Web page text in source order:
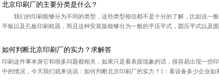
北京印刷厂的主要分类是什么？
我们的印刷能够分为不同的类型，这些类型相信都不是十分的了解，比如说一
平板以及孔板印刷机器，而且这种安装版能够分为一般的平压平式，圆压平式以及
如何判断北京印刷厂的实力？求解答
印刷这件事本身它和很多问题都相关，如果只是看表面现象的话，很容易出现一些
中的情况，今天我们就来说说：如何判断北京印刷厂的实力？1：看设备多少企业如